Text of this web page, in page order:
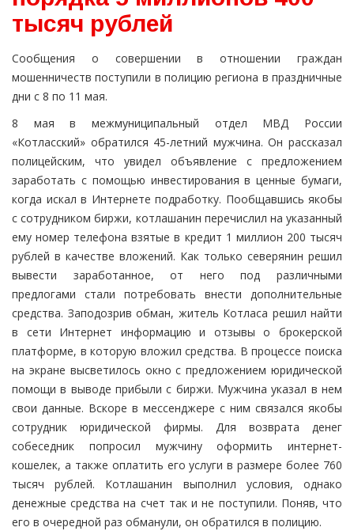
тысяч рублей
Сообщения о совершении в отношении граждан
мошенничеств поступили в полицию региона в праздничные
дни с 8 по 11 мая.
8 мая в межмуниципальный отдел МВД России
«Котласский» обратился 45-летний мужчина. Он рассказал
полицейским, что увидел объявление с предложением
заработать с помощью инвестирования в ценные бумаги,
когда искал в Интернете подработку. Пообщавшись якобы
с сотрудником биржи, котлашанин перечислил на указанный
ему номер телефона взятые в кредит 1 миллион 200 тысяч
рублей в качестве вложений. Как только северянин решил
вывести заработанное, от него под различными
предлогами стали потребовать внести дополнительные
средства. Заподозрив обман, житель Котласа решил найти
в сети Интернет информацию и отзывы о брокерской
платформе, в которую вложил средства. В процессе поиска
на экране высветилось окно с предложением юридической
помощи в выводе прибыли с биржи. Мужчина указал в нем
свои данные. Вскоре в мессенджере с ним связался якобы
сотрудник юридической фирмы. Для возврата денег
собеседник попросил мужчину оформить интернет-
кошелек, а также оплатить его услуги в размере более 760
тысяч рублей. Котлашанин выполнил условия, однако
денежные средства на счет так и не поступили. Поняв, что
его в очередной раз обманули, он обратился в полицию.